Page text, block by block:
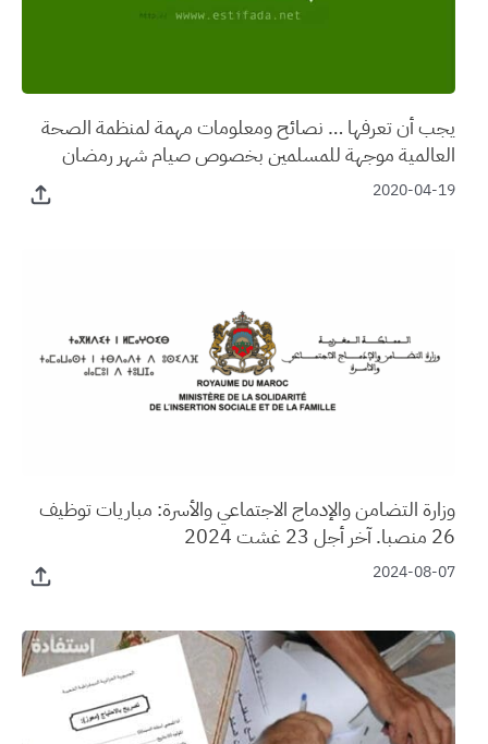
يجب أن تعرفها … نصائح ومعلومات مهمة لمنظمة الصحة
العالمية موجهة للمسلمين بخصوص صيام شهر رمضان
2020-04-19
وزارة التضامن والإدماج الاجتماعي والأسرة: مباريات توظيف
26 منصبا. آخر أجل 23 غشت 2024
2024-08-07